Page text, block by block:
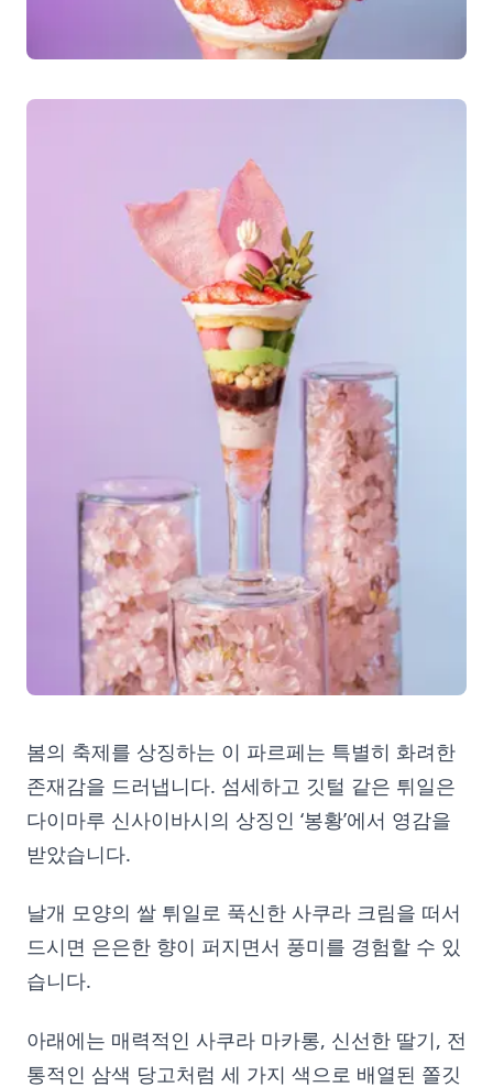
봄의 축제를 상징하는 이 파르페는 특별히 화려한
존재감을 드러냅니다. 섬세하고 깃털 같은 튀일은
다이마루 신사이바시의 상징인 ‘봉황’에서 영감을
받았습니다.
날개 모양의 쌀 튀일로 푹신한 사쿠라 크림을 떠서
드시면 은은한 향이 퍼지면서 풍미를 경험할 수 있
습니다.
아래에는 매력적인 사쿠라 마카롱, 신선한 딸기, 전
통적인 삼색 당고처럼 세 가지 색으로 배열된 쫄깃